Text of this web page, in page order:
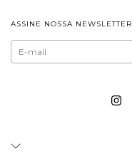
ASSINE NOSSA NEWSLETTER